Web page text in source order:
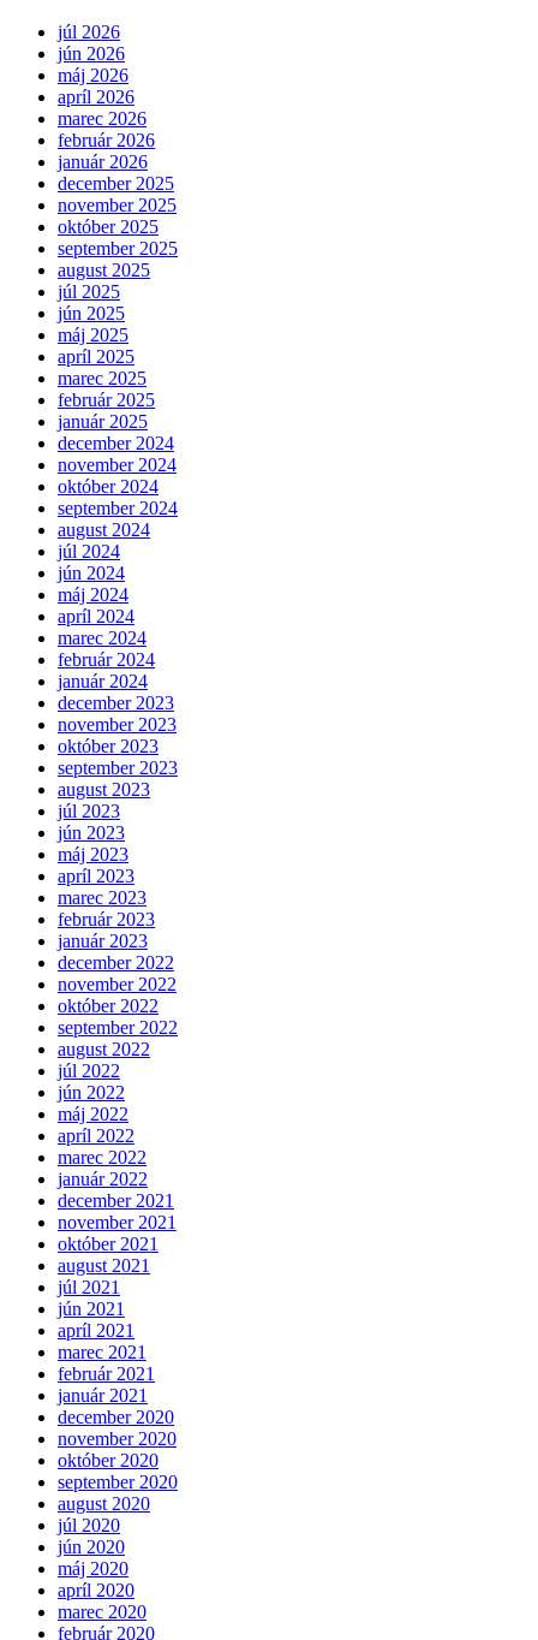
júl 2026
jún 2026
máj 2026
apríl 2026
marec 2026
február 2026
január 2026
december 2025
november 2025
október 2025
september 2025
august 2025
júl 2025
jún 2025
máj 2025
apríl 2025
marec 2025
február 2025
január 2025
december 2024
november 2024
október 2024
september 2024
august 2024
júl 2024
jún 2024
máj 2024
apríl 2024
marec 2024
február 2024
január 2024
december 2023
november 2023
október 2023
september 2023
august 2023
júl 2023
jún 2023
máj 2023
apríl 2023
marec 2023
február 2023
január 2023
december 2022
november 2022
október 2022
september 2022
august 2022
júl 2022
jún 2022
máj 2022
apríl 2022
marec 2022
január 2022
december 2021
november 2021
október 2021
august 2021
júl 2021
jún 2021
apríl 2021
marec 2021
február 2021
január 2021
december 2020
november 2020
október 2020
september 2020
august 2020
júl 2020
jún 2020
máj 2020
apríl 2020
marec 2020
február 2020